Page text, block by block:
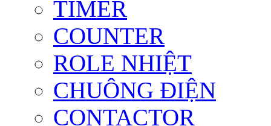
TIMER
COUNTER
ROLE NHIỆT
CHUÔNG ĐIỆN
CONTACTOR